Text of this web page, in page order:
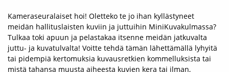
Kameraseuralaiset hoi! Oletteko te jo ihan kyllästyneet
meidän hallituslaisten kuviin ja juttuihin MiniKuvakulmassa?
Tulkaa toki apuun ja pelastakaa itsenne meidän jatkuvalta
juttu-­ ja kuvatulvalta! Voitte tehdä tämän lähettämällä lyhyitä
tai pidempiä kertomuksia kuvausretkien kommelluksista tai
mistä tahansa muusta aiheesta kuvien kera tai ilman,